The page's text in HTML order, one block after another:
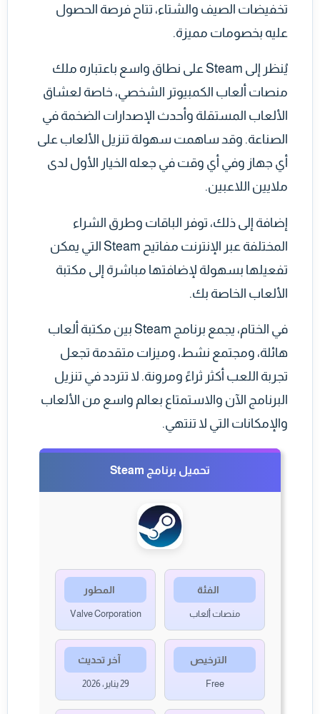
تخفيضات الصيف والشتاء، تتاح فرصة الحصول
عليه بخصومات مميزة.
يُنظر إلى Steam على نطاق واسع باعتباره ملك
منصات ألعاب الكمبيوتر الشخصي، خاصة لعشاق
الألعاب المستقلة وأحدث الإصدارات الضخمة في
الصناعة. وقد ساهمت سهولة تنزيل الألعاب على
أي جهاز وفي أي وقت في جعله الخيار الأول لدى
ملايين اللاعبين.
إضافة إلى ذلك، توفر الباقات وطرق الشراء
المختلفة عبر الإنترنت مفاتيح Steam التي يمكن
تفعيلها بسهولة لإضافتها مباشرة إلى مكتبة
الألعاب الخاصة بك.
في الختام، يجمع برنامج Steam بين مكتبة ألعاب
هائلة، ومجتمع نشط، وميزات متقدمة تجعل
تجربة اللعب أكثر ثراءً ومرونة. لا تتردد في تنزيل
البرنامج الآن والاستمتاع بعالم واسع من الألعاب
والإمكانات التي لا تنتهي.
تحميل برنامج Steam
الفئة
منصات ألعاب
المطور
Valve Corporation
الترخيص
Free
آخر تحديث
29 يناير، 2026